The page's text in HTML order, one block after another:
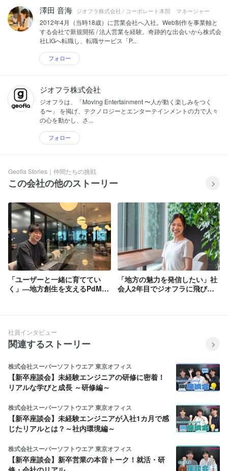
澤田 音海 ジオフラ株式会社 / コーポレート本部 マネージャー
2012年4月（当時18歳）に営業会社へ入社。Web制作を事業軸と
する会社で新規開拓 / 法人営業を経験。奇跡的な出会いから株式会
社LIGへ転職し、転職サービス「P...
フォロー
ジオフラ株式会社
ジオフラは、「Moving Entertainment 〜人が動く楽しみをつく
る〜」 を掲げ、テクノロジーとエンターテインメントの力で人々
の心を動かし、さ...
フォロー
Geofla Stories｜仲間たちの挑戦
この会社の他のストーリー
「ユーザーと一緒に育ててい
く」―地方創生を支えるPdMの
「地方の魅力を発信したい」社
会人2年目でジオフラに飛び込
社員インタビュー
関連するストーリー
株式会社スーパーソフトウエア 東京オフィス
【新卒座談会】未経験エンジニアの研修に密着！
リアルな学びと成長 ～研修編～
株式会社スーパーソフトウエア 東京オフィス
【新卒座談会】未経験エンジニアが入社1カ月で感
じたリアルとは？～社内環境編～
株式会社スーパーソフトウエア 東京オフィス
【新卒座談会】新卒営業の本音トーク！就活・研